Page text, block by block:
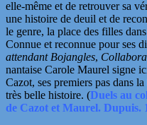
elle-même et de retrouver sa
une histoire de deuil et de
le genre, la place des filles
Connue et reconnue pour ses
attendant Bojangles,
nantaise Carole Maurel signe
Cazot, ses premiers pas dans
très belle histoire. (Duels au
de Cazot et Maurel. Dupuis.